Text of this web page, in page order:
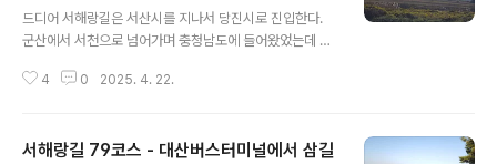
드디어 서해랑길은 서산시를 지나서 당진시로 진입한다.
군산에서 서천으로 넘어가며 충청남도에 들어왔었는데 이
떠나서 1984년에 준공되었던, 당시만 해도 동양 최대 규
많은 음식 중에 서산의 맛이 우럭이라는 조형물을 세워 놓
4 0 2025. 4. 22.
서해랑길 79코스 - 대산버스터미널에서 삼길